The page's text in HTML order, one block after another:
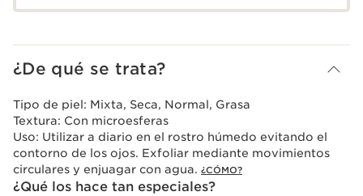
¿De qué se trata?
Tipo de piel: Mixta, Seca, Normal, Grasa
Textura: Con microesferas
Uso: Utilizar a diario en el rostro húmedo evitando el
contorno de los ojos. Exfoliar mediante movimientos
circulares y enjuagar con agua. ¿CÓMO?
¿Qué los hace tan especiales?